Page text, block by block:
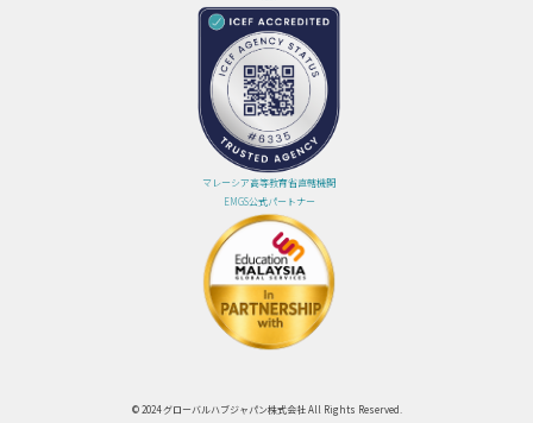
マレーシア高等教育省直轄機関
EMGS公式パートナー
© 2024 グローバルハブジャパン株式会社 All Rights Reserved.